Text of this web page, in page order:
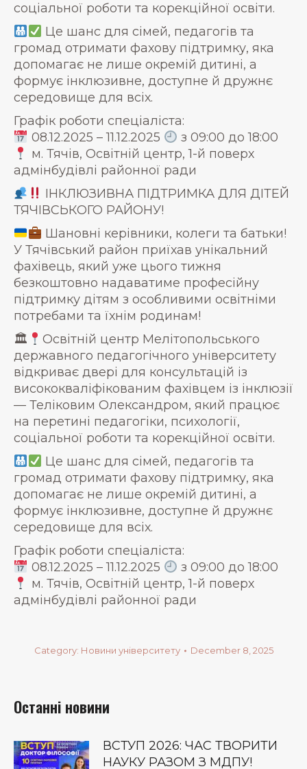
соціальної роботи та корекційної освіти.
Це шанс для сімей, педагогів та
громад отримати фахову підтримку, яка
допомагає не лише окремій дитині, а
формує інклюзивне, доступне й дружнє
середовище для всіх.
Графік роботи спеціаліста:
08.12.2025 – 11.12.2025
з 09:00 до 18:00
м. Тячів, Освітній центр, 1-й поверх
адмінбудівлі районної ради
ІНКЛЮЗИВНА ПІДТРИМКА ДЛЯ ДІТЕЙ
ТЯЧІВСЬКОГО РАЙОНУ!
Шановні керівники, колеги та батьки!
У Тячівський район приїхав унікальний
фахівець, який уже цього тижня
безкоштовно надаватиме професійну
підтримку дітям з особливими освітніми
потребами та їхнім родинам!
🏛
Освітній центр Мелітопольського
державного педагогічного університету
відкриває двері для консультацій із
висококваліфікованим фахівцем із інклюзії
— Теліковим Олександром, який працює
на перетині педагогіки, психології,
соціальної роботи та корекційної освіти.
Це шанс для сімей, педагогів та
громад отримати фахову підтримку, яка
допомагає не лише окремій дитині, а
формує інклюзивне, доступне й дружнє
середовище для всіх.
Графік роботи спеціаліста:
08.12.2025 – 11.12.2025
з 09:00 до 18:00
м. Тячів, Освітній центр, 1-й поверх
адмінбудівлі районної ради
Category: Новини університету December 8, 2025
Останні новини
ВСТУП 2026: ЧАС ТВОРИТИ
НАУКУ РАЗОМ З МДПУ!